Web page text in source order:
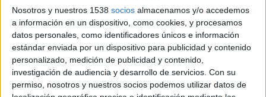
Nosotros y nuestros 1538 socios almacenamos y/o accedemos
a información en un dispositivo, como cookies, y procesamos
datos personales, como identificadores únicos e información
estándar enviada por un dispositivo para publicidad y contenido
personalizado, medición de publicidad y contenido,
investigación de audiencia y desarrollo de servicios. Con su
permiso, nosotros y nuestros socios podemos utilizar datos de
IMPRIMIR
TWEET
SHARE
SHARE